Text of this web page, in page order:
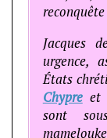
Jacques
urgence,
États
Chypreet
sont